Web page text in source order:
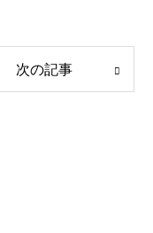
次の記事